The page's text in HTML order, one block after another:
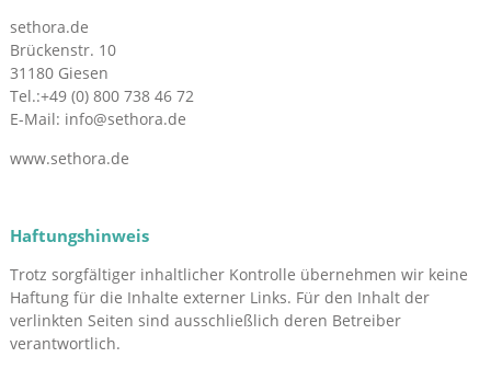
sethora.de
Brückenstr. 10
31180 Giesen
Tel.:+49 (0) 800 738 46 72
E-Mail: info@sethora.de
www.sethora.de
Haftungshinweis
Trotz sorgfältiger inhaltlicher Kontrolle übernehmen wir keine
Haftung für die Inhalte externer Links. Für den Inhalt der
verlinkten Seiten sind ausschließlich deren Betreiber
verantwortlich.